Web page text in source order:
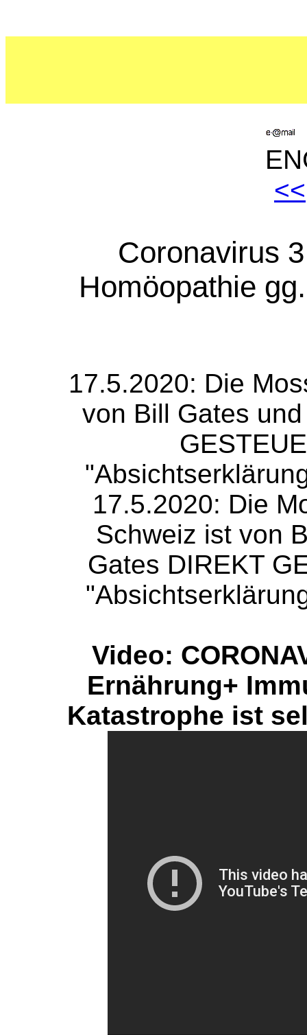
<<
Coronavirus
Homöopathie
17.5.2020: Die
von Bill Gates
17.5.2020: Die
Schweiz ist von
Gates DIREKT
Video:
Ernährung+
Katastrophe ist